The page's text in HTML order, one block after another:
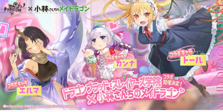
ピックアップ
電ファミのいま読まれている記事ランキング
アプリセール情報
インタビュー
連載・特集一覧